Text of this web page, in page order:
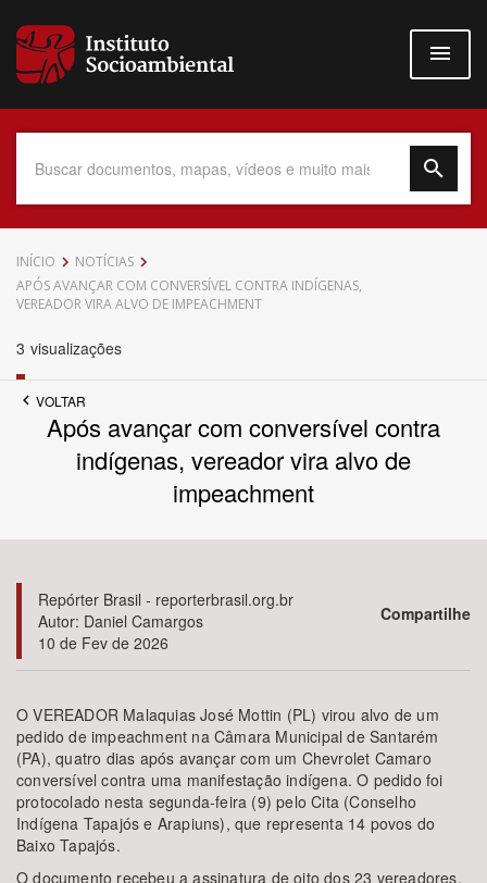
para
conteúdo
Data do Documento
Bioma / Bacia
Tema
Subtema
Área de Levantamento
Área Protegida
INÍCIO
NOTÍCIAS
APÓS AVANÇAR COM CONVERSÍVEL CONTRA INDÍGENAS,
VEREADOR VIRA ALVO DE IMPEACHMENT
3 visualizações
VOLTAR
Após avançar com conversível contra
indígenas, vereador vira alvo de
impeachment
Repórter Brasil - reporterbrasil.org.br
Autor: Daniel Camargos
10 de Fev de 2026
Compartilhe
O VEREADOR Malaquias José Mottin (PL) virou alvo de um
pedido de impeachment na Câmara Municipal de Santarém
(PA), quatro dias após avançar com um Chevrolet Camaro
conversível contra uma manifestação indígena. O pedido foi
protocolado nesta segunda-feira (9) pelo Cita (Conselho
Indígena Tapajós e Arapiuns), que representa 14 povos do
Baixo Tapajós.
O documento recebeu a assinatura de oito dos 23 vereadores.